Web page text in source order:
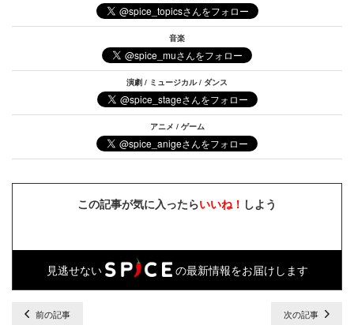
音楽
演劇 / ミュージカル / ダンス
アニメ / ゲーム
この記事が気に入ったらいいね！ しよう
見逃せない の最新情報をお届けします
前の記事 次の記事